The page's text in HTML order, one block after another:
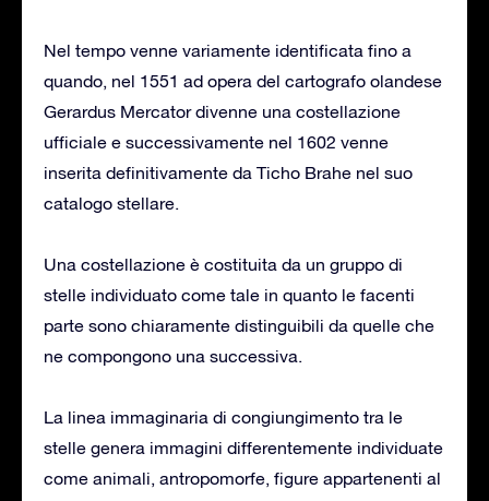
Nel tempo venne variamente identificata fino a
quando, nel 1551 ad opera del cartografo olandese
Gerardus Mercator divenne una costellazione
ufficiale e successivamente nel 1602 venne
inserita definitivamente da Ticho Brahe nel suo
catalogo stellare.
Una costellazione è costituita da un gruppo di
stelle individuato come tale in quanto le facenti
parte sono chiaramente distinguibili da quelle che
ne compongono una successiva.
La linea immaginaria di congiungimento tra le
stelle genera immagini differentemente individuate
come animali, antropomorfe, figure appartenenti al